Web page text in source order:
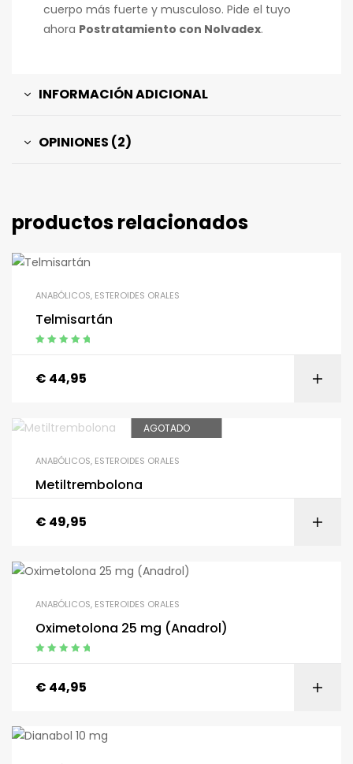
cuerpo más fuerte y musculoso. Pide el tuyo
ahora Postratamiento con Nolvadex.
INFORMACIÓN ADICIONAL
OPINIONES (2)
productos relacionados
ANABÓLICOS, ESTEROIDES ORALES
Telmisartán
€ 44,95
AGOTADO
ANABÓLICOS, ESTEROIDES ORALES
Metiltrembolona
€ 49,95
ANABÓLICOS, ESTEROIDES ORALES
Oximetolona 25 mg (Anadrol)
€ 44,95